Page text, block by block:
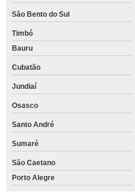
São Bento do Sul
Timbó
Bauru
Cubatão
Jundiaí
Osasco
Santo André
Sumaré
São Caetano
Porto Alegre